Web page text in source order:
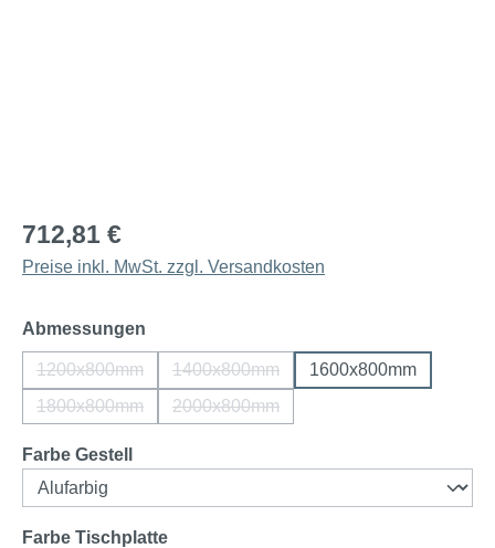
712,81 €
Preise inkl. MwSt. zzgl. Versandkosten
Abmessungen
1200x800mm
(Diese Option ist zurzeit nicht verfügbar.)
1400x800mm
(Diese Option ist zurzeit nicht
1600x800mm
1800x800mm
(Diese Option ist zurzeit nicht verfügbar.)
2000x800mm
(Diese Option ist zurzeit nicht
Farbe Gestell auswählen
Farbe Tischplatteauswählen